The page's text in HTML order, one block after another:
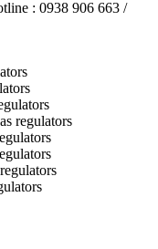
: 0938 906 663 /
regulators